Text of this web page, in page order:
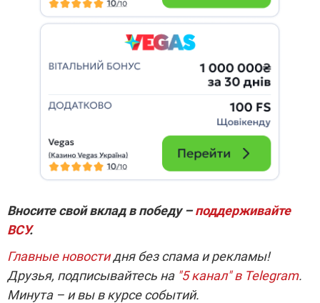
Вносите свой вклад в победу –поддерживайте
ВСУ.
Главные новостидня без спама и рекламы!
Друзья, подписывайтесь на "5 канал" в Telegram.
Минута – и вы в курсе событий.